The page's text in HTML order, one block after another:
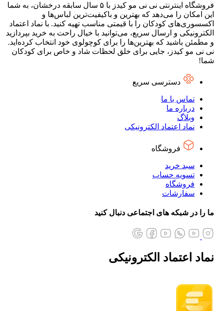
فروشگاه اینترنتی نی نی مو کیدز با ۵ سال سابقه درخشان، به شما
این امکان را می‌دهد که بهترین و باکیفیت‌ترین لباس‌ها و
اکسسوری‌های کودکان را با قیمتی مناسب تهیه کنید. با نماد اعتماد
الکترونیکی و ارسال سریع، می‌توانید با خیال راحت به خرید بپردازید
و مطمئن باشید که بهترین‌ها را برای کوچولوی خود انتخاب کرده‌اید.
نی نی مو کیدز، جایی برای خلق لحظات شاد و خاص برای کودکان
شما!
دسترسی سریع
تماس با ما
درباره ما
وبلاگ
نماد اعتماد الکترونیکی
فروشگاه
سبد خرید
تسویه حساب
فروشگاه
سفارشات
ما را در شبکه های اجتماعی دنبال کنید
نماد اعتماد الکترونیکی